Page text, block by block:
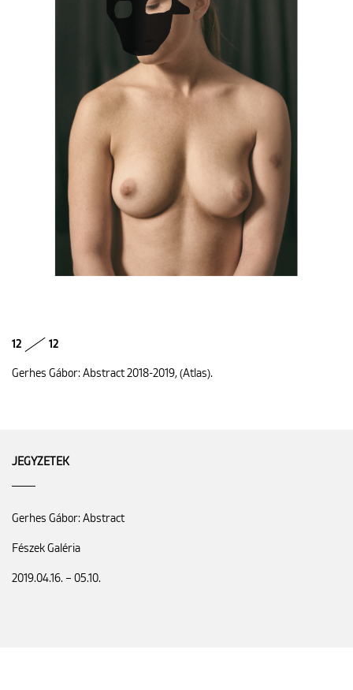
12 12
Gerhes Gábor: Abstract 2018-2019, (Atlas).
JEGYZETEK
Gerhes Gábor: Abstract
Fészek Galéria
2019.04.16. – 05.10.